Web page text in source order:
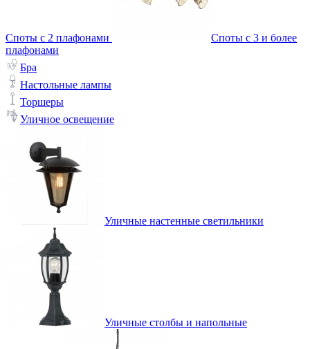
Споты с 2 плафонами
Споты с 3 и более
плафонами
Бра
Настольные лампы
Торшеры
Уличное освещение
Уличные настенные светильники
Уличные столбы и напольные